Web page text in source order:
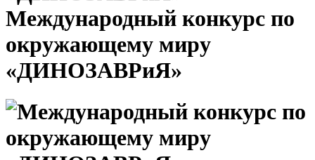
Международный конкурс по
окружающему миру
«ДИНОЗАВРиЯ»